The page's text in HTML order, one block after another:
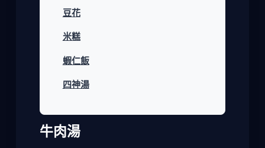
豆花
米糕
蝦仁飯
四神湯
牛肉湯